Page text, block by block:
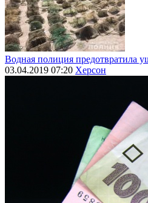
Водная полиция предотвратила
03.04.2019 07:20 Херсон